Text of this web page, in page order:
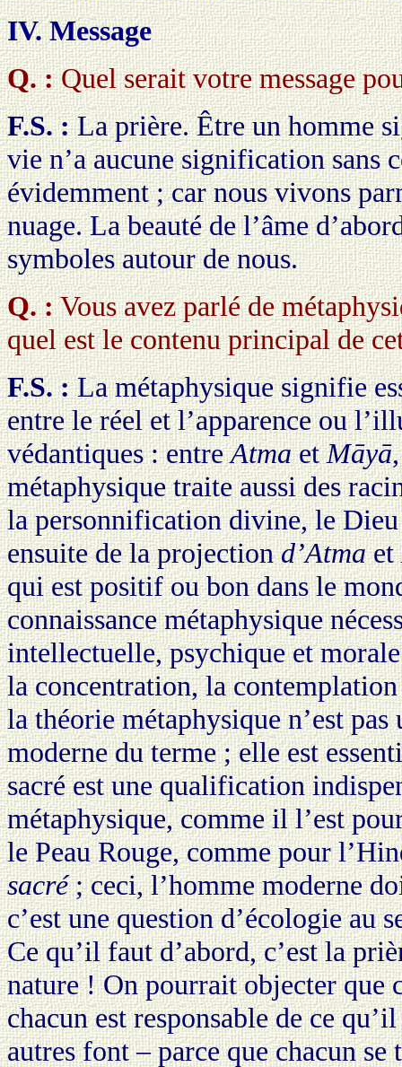
IV. Message
Q. :Quel serait votre message
F.S. :La prière. Être un homme
vie n’a aucune signification sans
évidemment ; car nous vivons
nuage. La beauté de l’âme
symboles autour de nous.
Q. :Vous avez parlé de
quel est le contenu principal de
F.S. :La métaphysique signifie
entre le réel et l’apparence ou
védantiques : entreAtmaetMāyā
métaphysique traite aussi des
la personnification divine, le
ensuite de la projectiond’Atmaet
qui est positif ou bon dans le
connaissance métaphysique
intellectuelle, psychique et
la concentration, la
la théorie métaphysique n’est
moderne du terme ; elle est
sacré est une qualification
métaphysique, comme il l’est
le Peau Rouge, comme pour
sacré; ceci, l’homme moderne
c’est une question d’écologie au
Ce qu’il faut d’abord, c’est la
nature ! On pourrait objecter que
chacun est responsable de ce
autres font – parce que chacun